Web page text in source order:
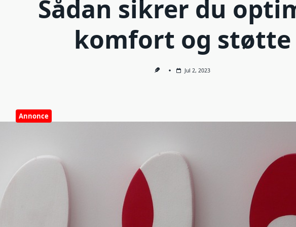
Sådan sikrer du
komfort og støtte
Jul 2, 2023
Annonce